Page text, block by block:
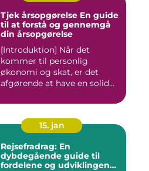
Tjek årsopgørelse En guide
til at forstå og gennemgå
din årsopgørelse
[Introduktion] Når det
kommer til personlig
økonomi og skat, er det
afgørende at have en solid
15. jan
Rejsefradrag: En
dybdegående guide til
fordelene og udviklingen